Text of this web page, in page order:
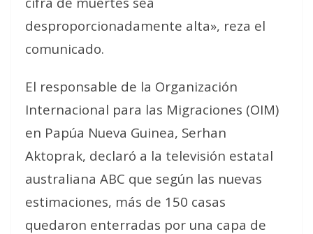
desproporcionadamente alta», reza el
comunicado.
El responsable de la Organización
Internacional para las Migraciones (OIM)
en Papúa Nueva Guinea, Serhan
Aktoprak, declaró a la televisión estatal
australiana ABC que según las nuevas
estimaciones, más de 150 casas
quedaron enterradas por una capa de